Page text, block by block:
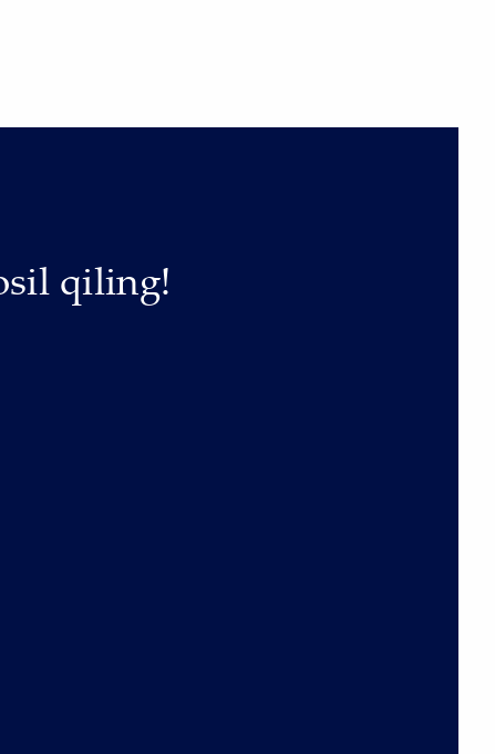
qiling!